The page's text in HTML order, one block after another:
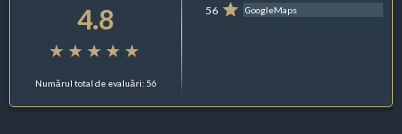
4.8
Numărul total de evaluări: 56
56 GoogleMaps